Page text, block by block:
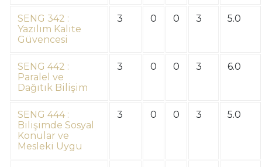
SENG 342 :
Yazılım Kalite
Güvencesi
3 0 0 3 5.0
SENG 442 :
Paralel ve
Dağıtık Bilişim
3 0 0 3 6.0
SENG 444 :
Bilişimde Sosyal
Konular ve
Mesleki Uygu
3 0 0 3 5.0